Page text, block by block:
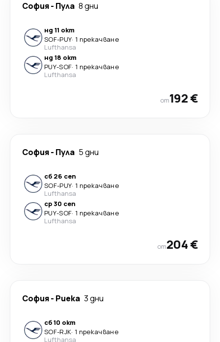
София- Пула 8 дни
нд 11 окт
SOF-PUY· 1 прекачване
Lufthansa
нд 18 окт
PUY-SOF· 1 прекачване
Lufthansa
от192 €
София- Пула 5 дни
сб 26 сеп
SOF-PUY· 1 прекачване
Lufthansa
ср 30 сеп
PUY-SOF· 1 прекачване
Lufthansa
от204 €
София- Риека 3 дни
сб 10 окт
SOF-RJK· 1 прекачване
Lufthansa